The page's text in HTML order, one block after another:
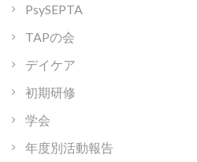
PsySEPTA
TAPの会
デイケア
初期研修
学会
年度別活動報告